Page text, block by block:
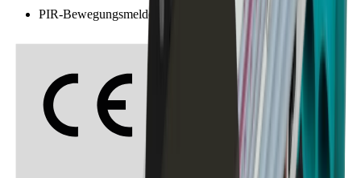
PIR-Bewegungsmelder